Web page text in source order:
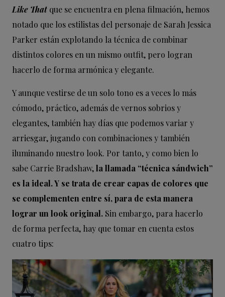
Like That que se encuentra en plena filmación, hemos
notado que los estilistas del personaje de Sarah Jessica
Parker están explotando la técnica de combinar
distintos colores en un mismo outfit, pero logran
hacerlo de forma armónica y elegante.
Y aunque vestirse de un solo tono es a veces lo más
cómodo, práctico, además de vernos sobrios y
elegantes, también hay días que podemos variar y
arriesgar, jugando con combinaciones y también
iluminando nuestro look. Por tanto, y como bien lo
sabe Carrie Bradshaw,la llamada “técnica sándwich”
es la ideal. Y se trata de crear capas de colores que
se complementen entre sí, para de esta manera
lograr un look original. Sin embargo, para hacerlo
de forma perfecta, hay que tomar en cuenta estos
cuatro tips: